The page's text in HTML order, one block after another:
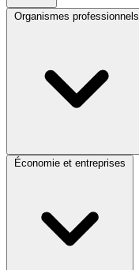
Organismes professionnels
Économie et entreprises